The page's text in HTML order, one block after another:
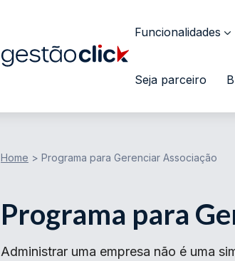
Funcionalidades
Seja parceiro
Home > Programa para Gerenciar Associação
Programa para
Administrar uma empresa não é uma